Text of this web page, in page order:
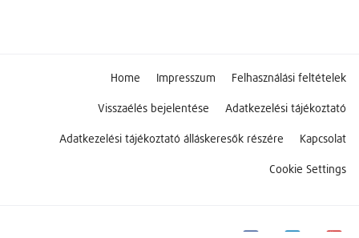
Home Impresszum Felhasználási feltételek
Visszaélés bejelentése Adatkezelési tájékoztató
Adatkezelési tájékoztató álláskeresők részére Kapcsolat
Cookie Settings